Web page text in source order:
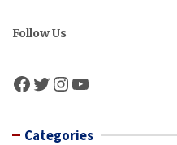
Follow Us
Facebook
Twitter
Instagram
YouTube
Categories